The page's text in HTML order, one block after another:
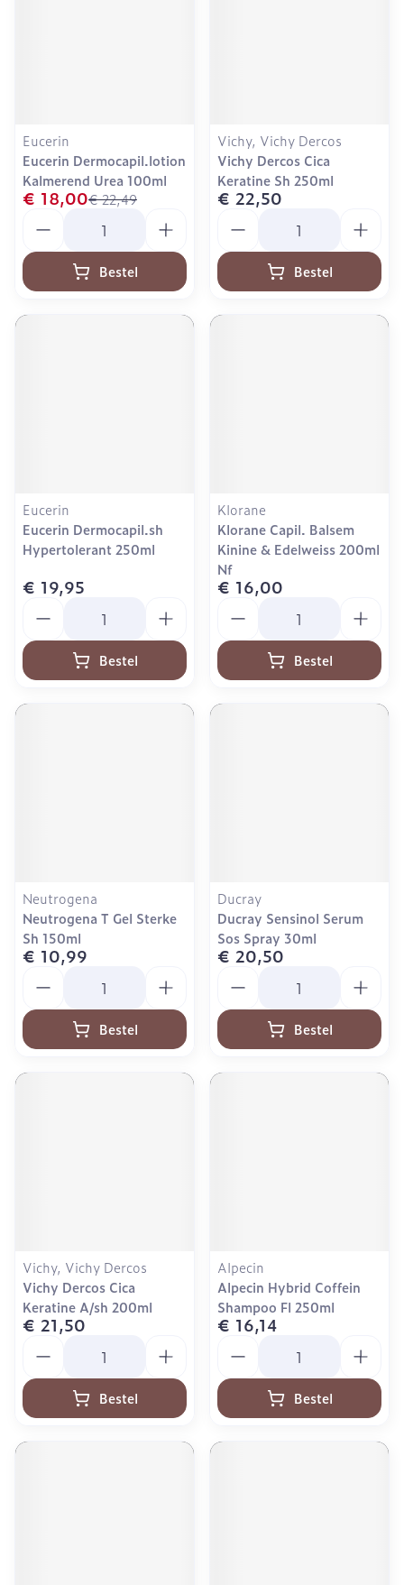
Eucerin
Eucerin Dermocapil.lotion
Kalmerend Urea 100ml
€ 22,49
€ 18,00
Bestel
Vichy, Vichy Dercos
Vichy Dercos Cica
Keratine Sh 250ml
€ 22,50
Bestel
Eucerin
Eucerin Dermocapil.sh
Hypertolerant 250ml
€ 19,95
Bestel
Klorane
Klorane Capil. Balsem
Kinine & Edelweiss 200ml
Nf
€ 16,00
Bestel
Neutrogena
Neutrogena T Gel Sterke
Sh 150ml
€ 10,99
Bestel
Ducray
Ducray Sensinol Serum
Sos Spray 30ml
€ 20,50
Bestel
Vichy, Vichy Dercos
Vichy Dercos Cica
Keratine A/sh 200ml
€ 21,50
Bestel
Alpecin
Alpecin Hybrid Coffein
Shampoo Fl 250ml
€ 16,14
Bestel